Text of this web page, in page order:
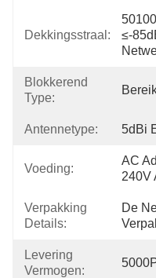
Dekkingsstraal:
≤-
Blokkerend
Type:
Antennetype: 5dBi
Voeding:
AC
240V
Verpakking
Details:
De
Levering
Vermogen: